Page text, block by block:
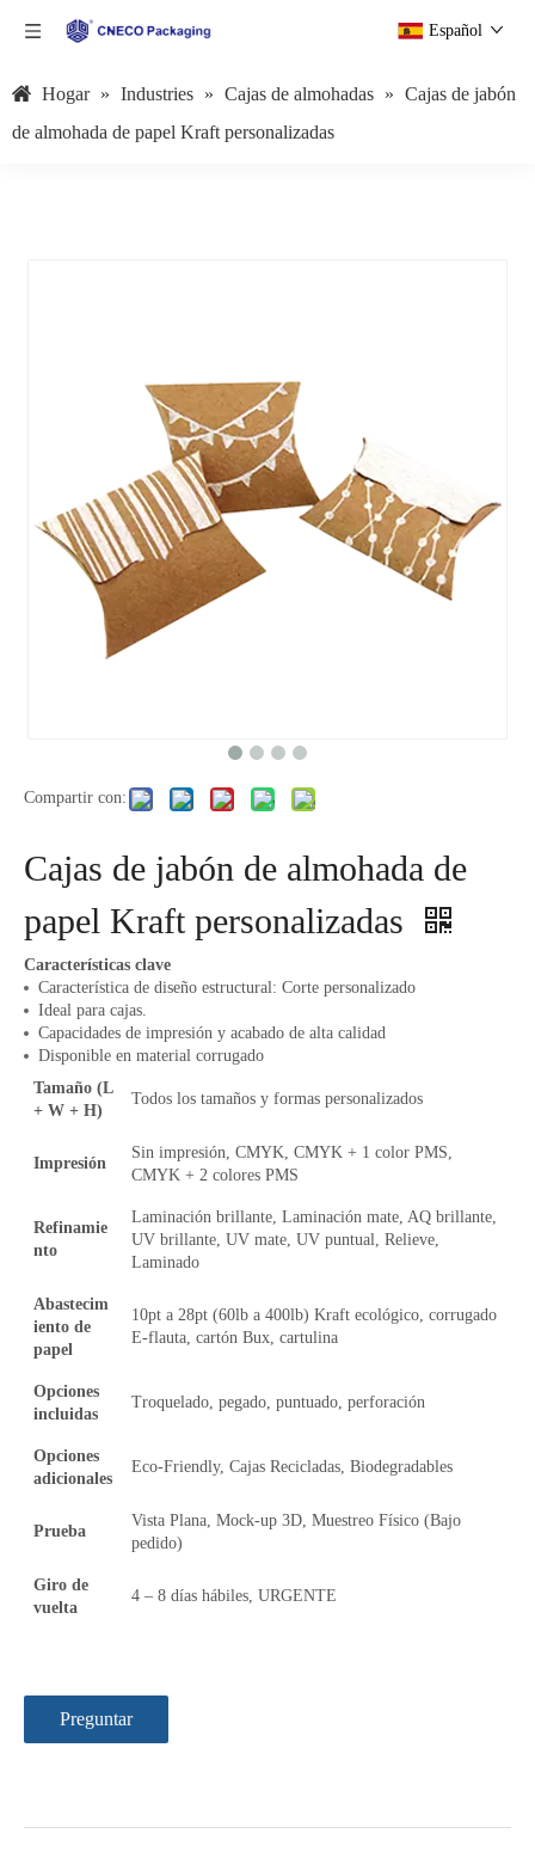
Español
Hogar » Industries » Cajas de almohadas » Cajas de jabón
de almohada de papel Kraft personalizadas
Compartir con:
Cajas de jabón de almohada de
papel Kraft personalizadas
Características clave
Característica de diseño estructural: Corte personalizado
Ideal para cajas.
Capacidades de impresión y acabado de alta calidad
Disponible en material corrugado
Tamaño (L
+ W + H)
Todos los tamaños y formas personalizados
Impresión
Sin impresión, CMYK, CMYK + 1 color PMS,
CMYK + 2 colores PMS
Refinamie
nto
Laminación brillante, Laminación mate, AQ brillante,
UV brillante, UV mate, UV puntual, Relieve,
Laminado
Abastecim
iento de
papel
10pt a 28pt (60lb a 400lb) Kraft ecológico, corrugado
E-flauta, cartón Bux, cartulina
Opciones
incluidas
Troquelado, pegado, puntuado, perforación
Opciones
adicionales
Eco-Friendly, Cajas Recicladas, Biodegradables
Prueba
Vista Plana, Mock-up 3D, Muestreo Físico (Bajo
pedido)
Giro de
vuelta
4 – 8 días hábiles, URGENTE
Preguntar